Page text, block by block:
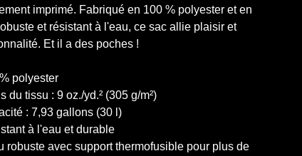
imprimé. Fabriqué en 100 % polyester et en
et résistant à l'eau, ce sac allie plaisir et
Et il a des poches !
polyester
du tissu : 9 oz./yd.² (305 g/m²)
: 7,93 gallons (30 l)
à l'eau et durable
robuste avec support thermofusible pour plus de